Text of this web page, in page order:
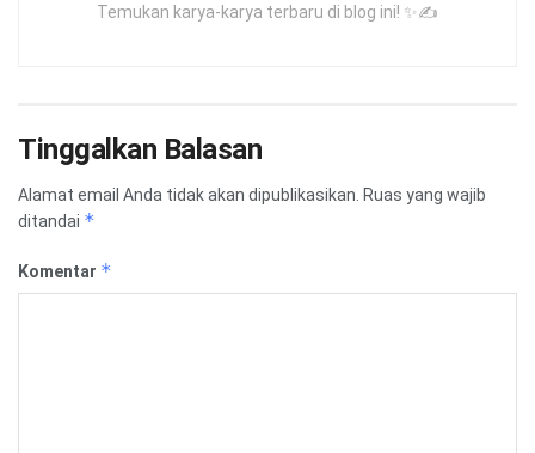
Temukan karya-karya terbaru di blog ini! ✨✍️
Tinggalkan Balasan
Alamat email Anda tidak akan dipublikasikan. Ruas yang wajib
ditandai *
Komentar *